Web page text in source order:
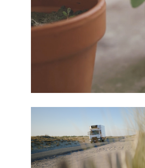
FILM CORPORATE
POMONA PASSION FROID